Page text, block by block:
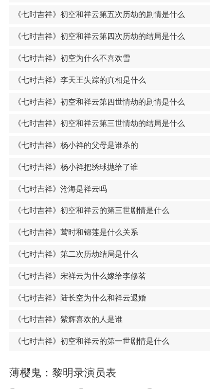
《七时吉祥》初空和祥云第五次历劫的剧情是什么
《七时吉祥》初空和祥云第四次历劫的结局是什么
《七时吉祥》初空为什么不喜欢雪
《七时吉祥》李天王失踪的真相是什么
《七时吉祥》初空和祥云第四世情劫的剧情是什么
《七时吉祥》初空和祥云第三世情劫的结局是什么
《七时吉祥》杨小祥的父母是谁杀的
《七时吉祥》杨小祥把绣球抛给了谁
《七时吉祥》沧海是祥云吗
《七时吉祥》初空和祥云的第三世剧情是什么
《七时吉祥》莺时和锦莲是什么关系
《七时吉祥》第二次历劫结局是什么
《七时吉祥》宋祥云为什么嫁给李修茗
《七时吉祥》陆长空为什么和祥云退婚
《七时吉祥》紫辉喜欢的人是谁
《七时吉祥》初空和祥云的第一世剧情是什么
薄樱鬼：黎明录演员表